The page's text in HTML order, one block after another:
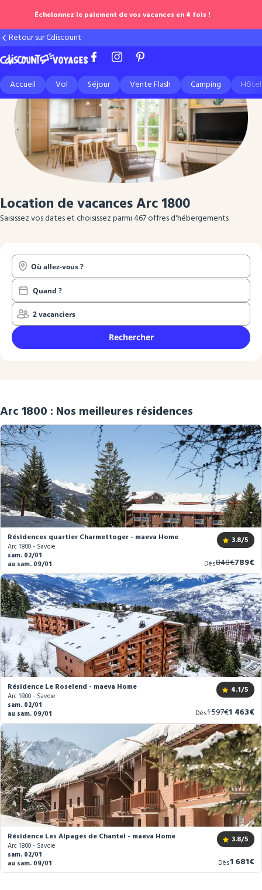
Échelonnez le paiement de vos vacances en 4 fois !
Retour sur Cdiscount
Accueil Vol Séjour Vente Flash Camping Hôtel
Location de vacancesArc 1800
Saisissez vos dates et choisissez parmi 467 offres d'hébergements
Où allez-vous ?
Quand ?
2 vacanciers
Rechercher
Arc 1800 : Nos meilleures résidences
Résidences quartier Charmettoger - maeva Home
Arc 1800 - Savoie
3.8/5
sam. 02/01
au sam. 09/01
DèsAncien
prix
848€
prix
789€
Résidence Le Roselend - maeva Home
Arc 1800 - Savoie
4.1/5
sam. 02/01
au sam. 09/01
DèsAncien
prix
1 597€Nouveau
prix
1 463€
Résidence Les Alpages de Chantel - maeva Home
Arc 1800 - Savoie
3.8/5
sam. 02/01
au sam. 09/01
Dès
prix
1 681€